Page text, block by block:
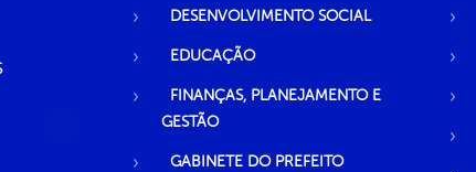
DESENVOLVIMENTO SOCIAL
EDUCAÇÃO
FINANÇAS, PLANEJAMENTO E
GESTÃO
GABINETE DO PREFEITO